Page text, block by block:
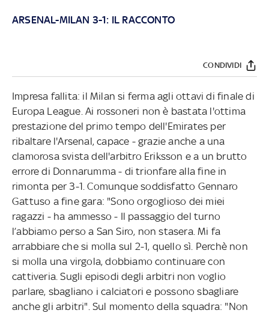
ARSENAL-MILAN 3-1: IL RACCONTO
CONDIVIDI
Impresa fallita: il Milan si ferma agli ottavi di finale di
Europa League. Ai rossoneri non è bastata l'ottima
prestazione del primo tempo dell'Emirates per
ribaltare l'Arsenal, capace - grazie anche a una
clamorosa svista dell'arbitro Eriksson e a un brutto
errore di Donnarumma - di trionfare alla fine in
rimonta per 3-1. Comunque soddisfatto Gennaro
Gattuso a fine gara: "Sono orgoglioso dei miei
ragazzi - ha ammesso - Il passaggio del turno
l’abbiamo perso a San Siro, non stasera. Mi fa
arrabbiare che si molla sul 2-1, quello sì. Perchè non
si molla una virgola, dobbiamo continuare con
cattiveria. Sugli episodi degli arbitri non voglio
parlare, sbagliano i calciatori e possono sbagliare
anche gli arbitri". Sul momento della squadra: "Non